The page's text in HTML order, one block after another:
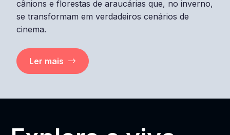
cânions e florestas de araucárias que, no inverno,
se transformam em verdadeiros cenários de
cinema.
Ler mais